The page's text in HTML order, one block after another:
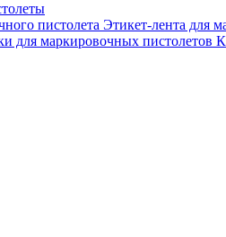
пистолета Этикет-лента для
для маркировочных пистолетов